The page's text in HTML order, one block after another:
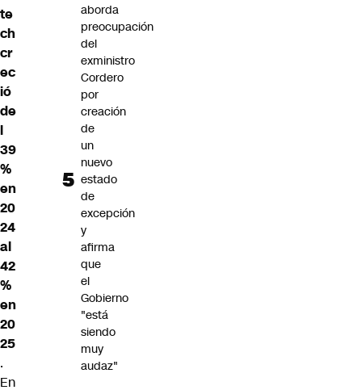
te
ch
cr
ec
ió
de
l
39
%
en
20
24
al
42
%
en
20
25
.
En
aborda
preocupación
del
exministro
Cordero
por
creación
de
un
nuevo
estado
de
excepción
y
afirma
que
el
Gobierno
"está
siendo
muy
audaz"